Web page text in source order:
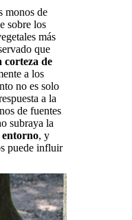
monos de
sobre los
más
que
corteza de
a los
no es solo
a la
de fuentes
subraya la
entorno, y
puede influir